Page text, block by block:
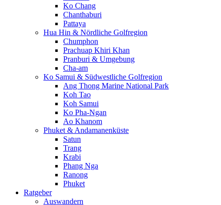
Ko Chang
Chanthaburi
Pattaya
Hua Hin & Nördliche Golfregion
Chumphon
Prachuap Khiri Khan
Pranburi & Umgebung
Cha-am
Ko Samui & Südwestliche Golfregion
Ang Thong Marine National Park
Koh Tao
Koh Samui
Ko Pha-Ngan
Ao Khanom
Phuket & Andamanenküste
Satun
Trang
Krabi
Phang Nga
Ranong
Phuket
Ratgeber
Auswandern